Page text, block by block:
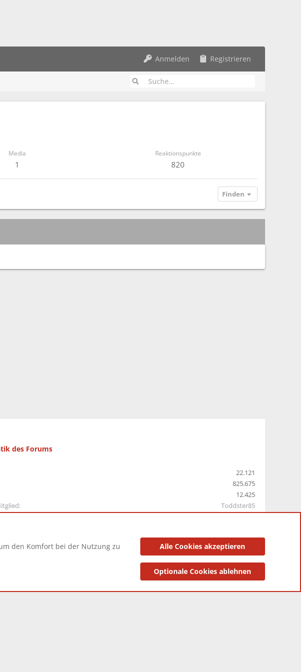
Anmelden Registrieren
Media
1
Reaktionspunkte
820
Finden
des Forums
22.121
825.675
12.425
Toddster85
Datenschutzerklärung Impressum
den Komfort bei der Nutzung zu
Alle Cookies akzeptieren
Optionale Cookies ablehnen